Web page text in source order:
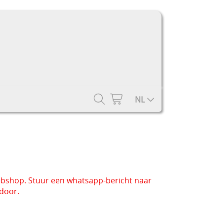
NL
Stuur een whatsapp-bericht naar